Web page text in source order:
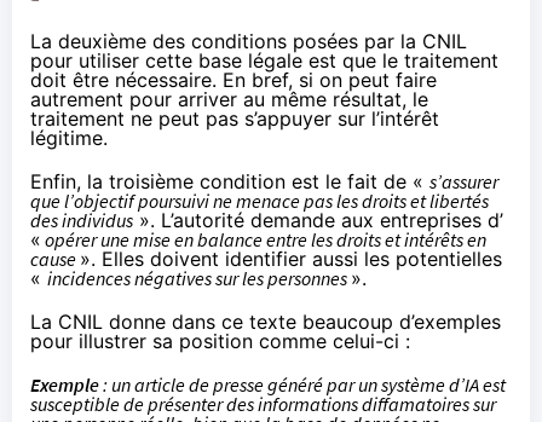
La deuxième des conditions posées par la CNIL
pour utiliser cette base légale est que le traitement
doit être nécessaire. En bref, si on peut faire
autrement pour arriver au même résultat, le
traitement ne peut pas s’appuyer sur l’intérêt
légitime.
Enfin, la troisième condition est le fait de « s’assurer
que l’objectif poursuivi ne menace pas les droits et libertés
des individus ». L’autorité demande aux entreprises d’
« opérer une mise en balance entre les droits et intérêts en
cause ». Elles doivent identifier aussi les potentielles
« incidences négatives sur les personnes ».
La CNIL donne dans ce texte beaucoup d’exemples
pour illustrer sa position comme celui-ci :
Exemple: un article de presse généré par un système d’IA est
susceptible de présenter des informations diffamatoires sur